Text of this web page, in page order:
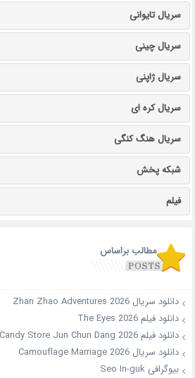
سریال تایوانی
سریال چینی
سریال ژاپنی
سریال کره ای
سریال هنگ کنگی
شبکه پخش
فیلم
مطالب براساس
دانلود سریال Zhan Zhao Adventures 2026
دانلود فیلم The Eyes 2026
دانلود فیلم The Mysterious Candy Store Jun Chun Dang 2026
دانلود سریال Camouflage Marriage 2026
بیوگرافی Seo In-guk